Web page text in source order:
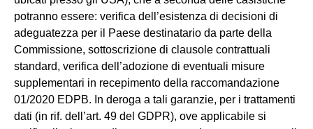
potranno essere: verifica dell’esistenza di decisioni di
adeguatezza per il Paese destinatario da parte della
Commissione, sottoscrizione di clausole contrattuali
standard, verifica dell’adozione di eventuali misure
supplementari in recepimento della raccomandazione
01/2020 EDPB. In deroga a tali garanzie, per i trattamenti
dati (in rif. dell’art. 49 del GDPR), ove applicabile si